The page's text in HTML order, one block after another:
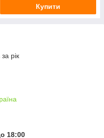
Купити
рік
18:00